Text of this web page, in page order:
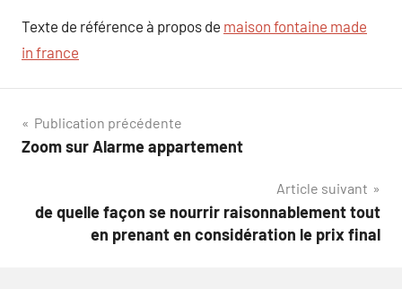
Texte de référence à propos de maison fontaine made
in france
Navigation
de
Publication précédente
Zoom sur Alarme appartement
Article suivant
de quelle façon se nourrir raisonnablement tout
en prenant en considération le prix final